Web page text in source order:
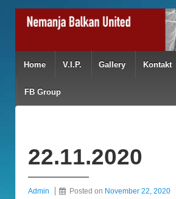
Home V.I.P. Gallery Kontakt
FB Group
22.11.2020
Admin Posted on November 22, 2020